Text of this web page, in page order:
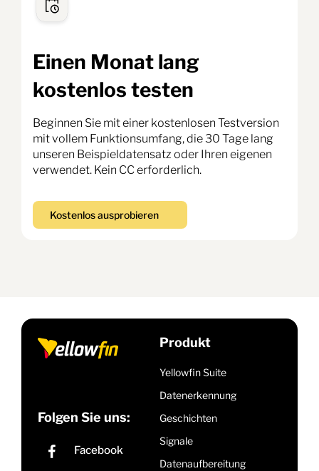
Einen Monat lang
kostenlos testen
Beginnen Sie mit einer kostenlosen Testversion
mit vollem Funktionsumfang, die 30 Tage lang
unseren Beispieldatensatz oder Ihren eigenen
verwendet. Kein CC erforderlich.
Kostenlos ausprobieren
Folgen Sie uns:
Produkt
Yellowfin Suite
Datenerkennung
Geschichten
Signale
Datenaufbereitung